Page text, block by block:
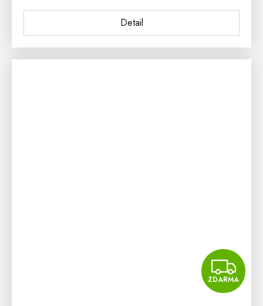
Detail
ZDARMA